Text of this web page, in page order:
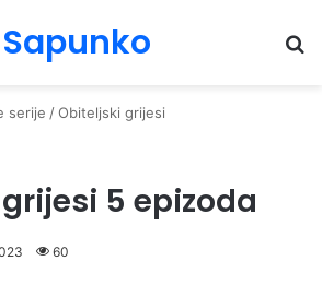
Sapunko
serije /Obiteljski grijesi
5 epizoda
60